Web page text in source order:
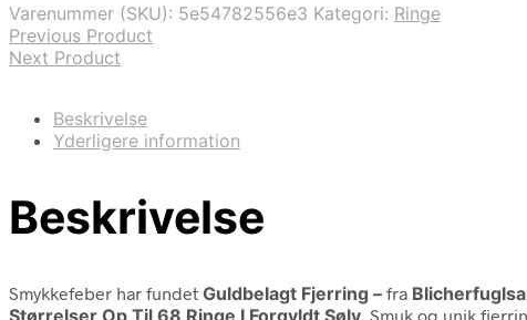
Varenummer (SKU): 5e54782556e3 Kategori: Ringe
Previous Product
Next Product
Beskrivelse
Yderligere information
Beskrivelse
Smykkefeber har fundet Guldbelagt Fjerring – fra
Størrelser Op Til 68 Ringe I Forgyldt Sølv . Smuk og unik